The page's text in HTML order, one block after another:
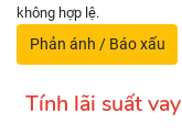
không hợp lệ.
Phản ánh / Báo xấu
Tính lãi suất vay